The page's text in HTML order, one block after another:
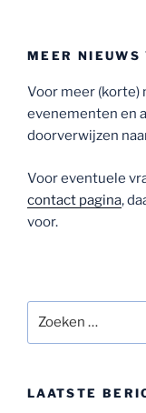
MEER NIEUWS
Voor meer (korte)
evenementen en
doorverwijzen
Voor eventuele
contact pagina,
voor.
naar:
LAATSTE